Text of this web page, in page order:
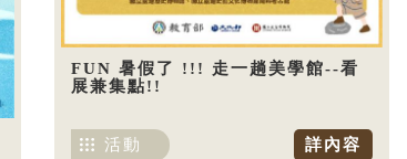
FUN 暑假了 !!! 走一趟美學館--看
展兼集點!!
詳內容
活動